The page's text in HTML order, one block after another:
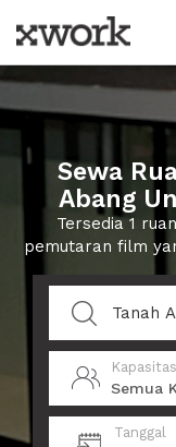
Sewa
Abang
Tersedia 1
pemutaran film
Kapasitas
Semua
Tanggal